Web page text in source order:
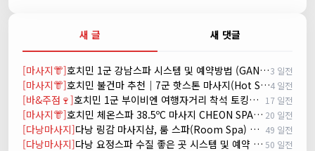
새 글 새 댓글
[마사지👘] 호치민 1군 강남스파 시스템 및 예약방법 (GANGNAM SPA)3 일전
[마사지👘] 호치민 불건마 추천｜7군 핫스톤 마사지(Hot Stone massage)4 일전
[바&주점🍷] 호치민 1군 부이비엔 여행자거리 착석 토킹바 놀이터 (NORITER LOUNGE) 17 일전
[마사지👘] 호치민 체온스파 38.5ºC 마사지 CHEON SPA Massage 20 일전
[다낭마사지] 다낭 링감 마사지샵, 룸 스파(Room Spa) 예약 49 일전
[다낭마사지] 다낭 요정스파 수질 좋은 곳 시스템 및 예약 방법 50 일전